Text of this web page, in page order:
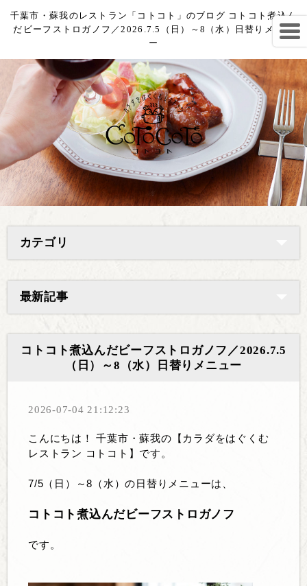
千葉市・蘇我のレストラン「コトコト」のブログ コトコト煮込ん
だビーフストロガノフ／2026.7.5（日）～8（水）日替りメニュ
ー
カテゴリ
最新記事
コトコト煮込んだビーフストロガノフ／2026.7.5
（日）～8（水）日替りメニュー
2026-07-04 21:12:23
こんにちは！ 千葉市・蘇我の【カラダをはぐくむ
レストラン コトコト】です。
7/5（日）～8（水）の日替りメニューは、
コトコト煮込んだビーフストロガノフ
です。